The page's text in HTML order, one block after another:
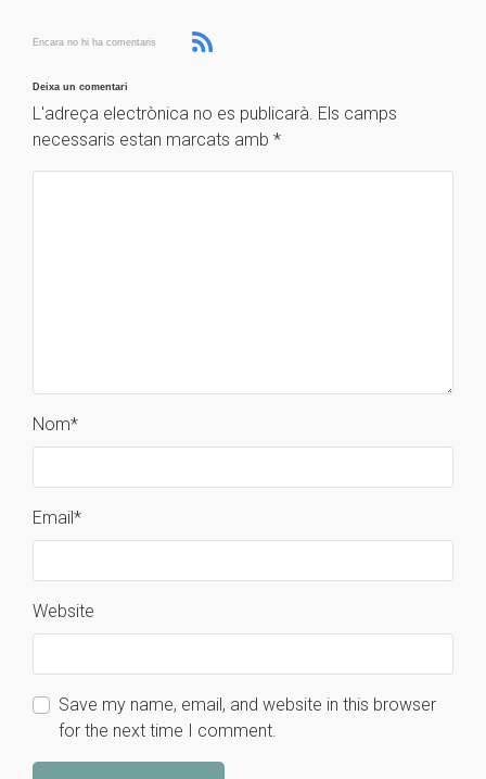
Encara no hi ha comentaris
Deixa un comentari
L'adreça electrònica no es publicarà. Els camps
necessaris estan marcats amb *
Nom*
Email*
Website
Save my name, email, and website in this browser
for the next time I comment.